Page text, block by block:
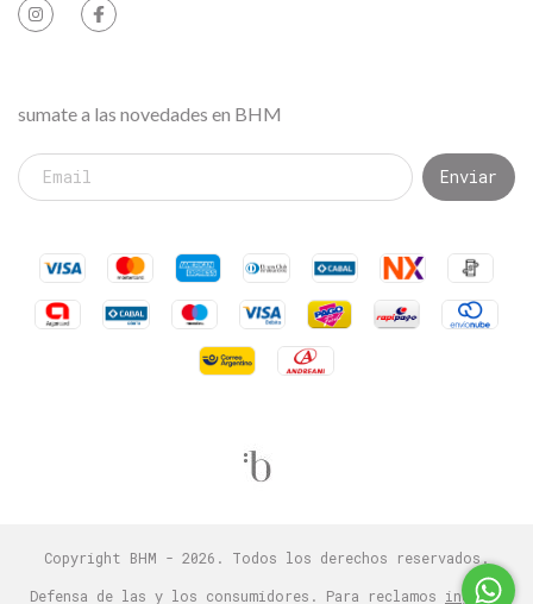
sumate a las novedades en BHM
Copyright BHM - 2026. Todos los derechos reservados.
Defensa de las y los consumidores. Para reclamos ingresá